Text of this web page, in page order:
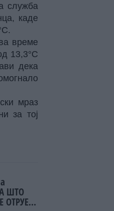
служба
каде
време
13,3°C
дека
мраз
за тој
ШТО
ОТРУЕ